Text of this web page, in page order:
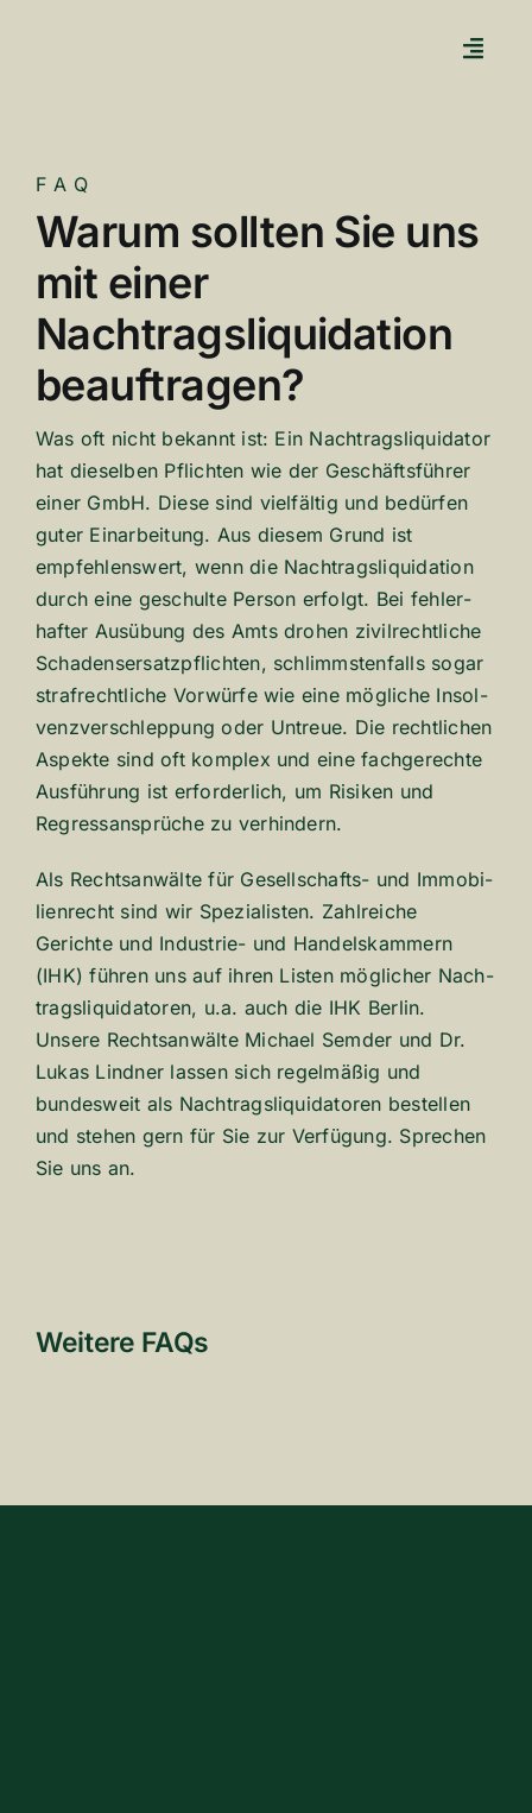
FAQ
Warum sollten Sie uns
mit einer
Nachtragsliquidation
beauftragen?
Was oft nicht bekannt ist: Ein Nach­trags­li­qui­dator
hat dieselben Pflichten wie der Geschäfts­führer
einer GmbH. Diese sind viel­fältig und bedürfen
guter Einar­bei­tung. Aus diesem Grund ist
empfeh­lens­wert, wenn die Nach­trags­li­qui­da­tion
durch eine geschulte Person erfolgt. Bei fehler­
hafter Ausübung des Amts drohen zivil­recht­liche
Scha­dens­er­satz­pflichten, schlimms­ten­falls sogar
straf­recht­liche Vorwürfe wie eine mögliche Insol­
venz­ver­schlep­pung oder Untreue. Die recht­li­chen
Aspekte sind oft komplex und eine fach­ge­rechte
Ausfüh­rung ist erfor­der­lich, um Risiken und
Regress­an­sprüche zu verhin­dern.
Als Rechts­an­wälte für Gesellschafts-​​ und Immo­bi­
li­en­recht sind wir Spezia­listen. Zahl­reiche
Gerichte und Industrie-​​ und Handels­kam­mern
(IHK) führen uns auf ihren Listen mögli­cher Nach­
trags­li­qui­da­toren, u.a. auch die IHK Berlin.
Unsere Rechts­an­wälte Michael Semder und Dr.
Lukas Lindner lassen sich regel­mäßig und
bundes­weit als Nach­trags­li­qui­da­toren bestellen
und stehen gern für Sie zur Verfü­gung. Spre­chen
Sie uns an.
Weitere FAQs